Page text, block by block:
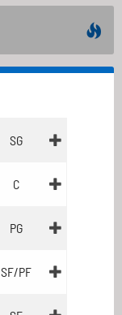
SG
C
PG
SF/PF